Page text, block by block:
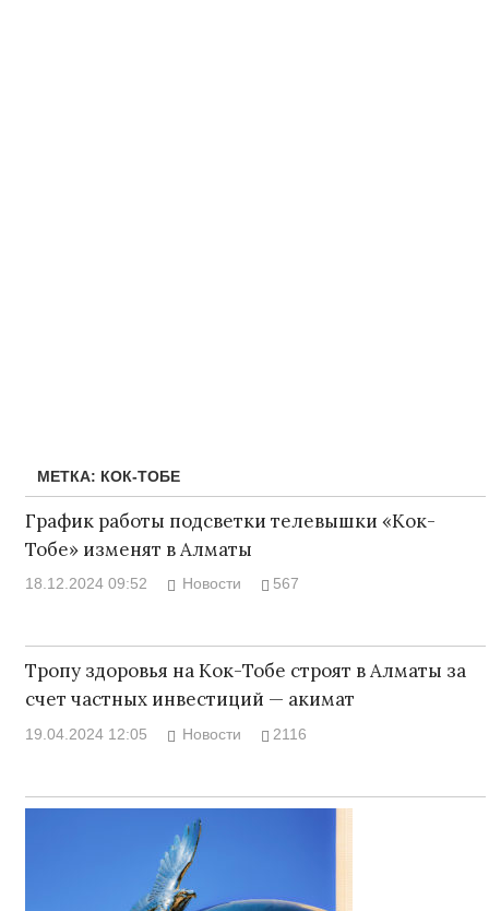
МЕТКА: КОК-ТОБЕ
График работы подсветки телевышки «Кок-
Тобе» изменят в Алматы
18.12.2024 09:52 Новости 567
Тропу здоровья на Кок-Тобе строят в Алматы за
счет частных инвестиций — акимат
19.04.2024 12:05 Новости 2116